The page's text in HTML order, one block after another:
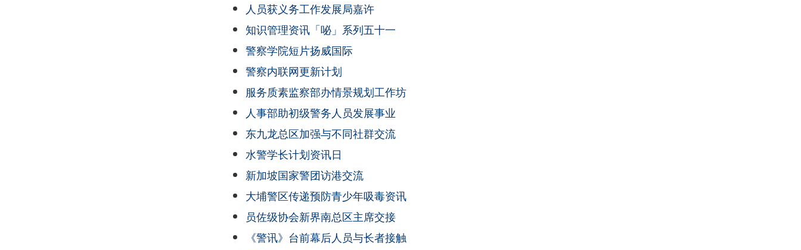
人员获义务工作发展局嘉许
知识管理资讯「咇」系列五十一
警察学院短片扬威国际
警察内联网更新计划
服务质素监察部办情景规划工作坊
人事部助初级警务人员发展事业
东九龙总区加强与不同社群交流
水警学长计划资讯日
新加坡国家警团访港交流
大埔警区传递预防青少年吸毒资讯
员佐级协会新界南总区主席交接
《警讯》台前幕后人员与长者接触